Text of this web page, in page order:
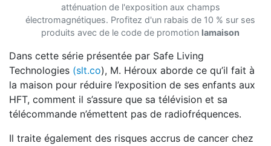
atténuation de l'exposition aux champs
électromagnétiques. Profitez d'un rabais de 10 % sur ses
produits avec de le code de promotion lamaison
Dans cette série présentée par Safe Living
Technologies (slt.co), M. Héroux aborde ce qu’il fait à
la maison pour réduire l’exposition de ses enfants aux
HFT, comment il s’assure que sa télévision et sa
télécommande n’émettent pas de radiofréquences.
Il traite également des risques accrus de cancer chez